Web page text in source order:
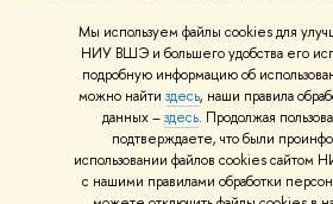
Мы используем файлы cookies для
НИУ ВШЭ и большего удобства его
подробную информацию об
можно найти здесь, наши правила
данных –здесь. Продолжая
подтверждаете, что были
использовании файлов cookies сайтом
с нашими правилами обработки
Людям с ограниченными возможностями
Единая платежная страница
Работа в Вышке
© НИУ ВШЭ 1993–2026 Адреса и контакты
материалов Политика конфиденциальности